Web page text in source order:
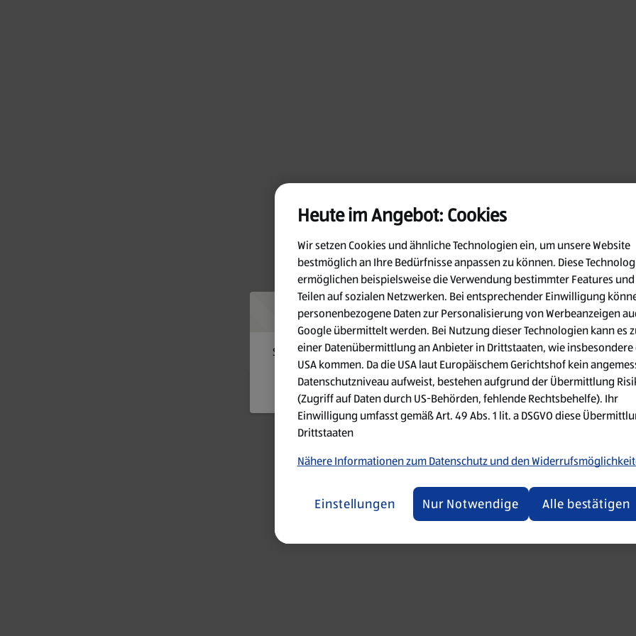
Oops!
Something went wrong. Please try refreshing the app
Refresh
Heute im Angebot: Cookies
Wir setzen Cookies und ähnliche Technologien ein, um unsere Website
bestmöglich an Ihre Bedürfnisse anpassen zu können. Diese
ermöglichen beispielsweise die Verwendung bestimmter Features und
Teilen auf sozialen Netzwerken. Bei entsprechender Einwilligung
personenbezogene Daten zur Personalisierung von Werbeanzeigen
Google übermittelt werden. Bei Nutzung dieser Technologien kann es
einer Datenübermittlung an Anbieter in Drittstaaten, wie insbesondere
USA kommen. Da die USA laut Europäischem Gerichtshof kein
Datenschutzniveau aufweist, bestehen aufgrund der Übermittlung
(Zugriff auf Daten durch US-Behörden, fehlende Rechtsbehelfe). Ihr
Einwilligung umfasst gemäß Art. 49 Abs. 1 lit. a DSGVO diese
Drittstaaten
Nähere Informationen zum Datenschutz und den
Einstellungen Nur Notwendige Alle bestätigen